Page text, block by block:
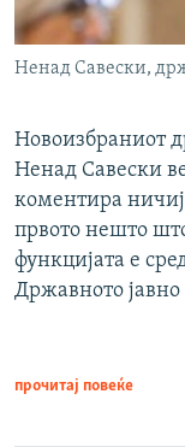
Ненад Савески,
Новоизбраниот
Ненад Савески
коментира
првото нешто
функцијата е
Државното јавно
прочитај повеќе